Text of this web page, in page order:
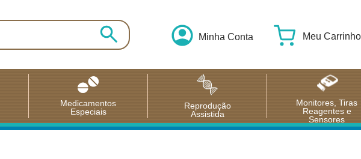
Minha Conta Meu Carrinho
Medicamentos
Especiais
Reprodução
Assistida
Monitores, Tiras
Reagentes e
Sensores